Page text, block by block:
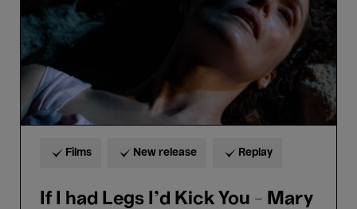
Mary
Bronstein
Films New release Replay
If I had Legs I'd Kick You - Mary